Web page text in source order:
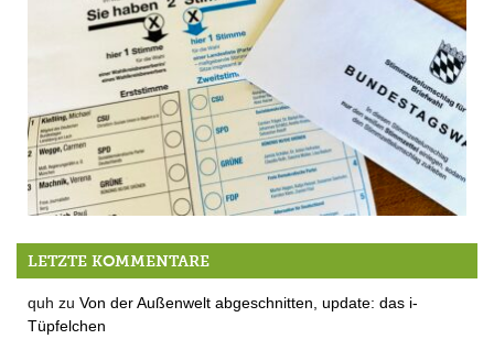
Gewählt!
LETZTE KOMMENTARE
quh zu Von der Außenwelt abgeschnitten, update: das i-
Tüpfelchen